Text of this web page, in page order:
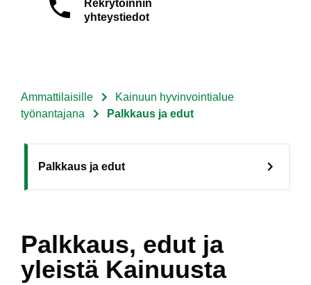
Rekrytoinnin
yhteystiedot
Murupolku
Ammattilaisille
Kainuun hyvinvointialue
työnantajana
Palkkaus ja edut
Sote
Menu
level
Palkkaus ja edut
Palkkaus, edut ja
yleistä Kainuusta